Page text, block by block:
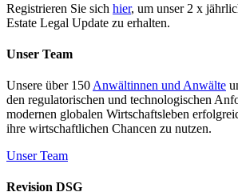
Registrieren Sie sich hier, um unser 2 x
Estate Legal Update zu erhalten.
Unser Team
Unsere über 150 Anwältinnen und Anwälte
den regulatorischen und technologischen
modernen globalen Wirtschaftsleben
ihre wirtschaftlichen Chancen zu nutzen.
Unser Team
Revision DSG